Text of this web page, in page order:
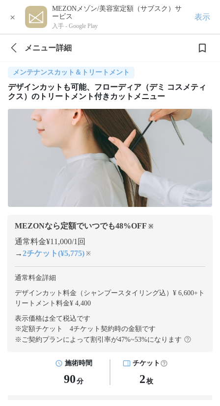
×
MEZONメゾン/美容室定額（サブスク）サ
ービス
入手 - Google Play
表示
メニュー詳細
メンテナンスカット＆トリートメント
デザインカットも可能、フローディア（デミ コスメティ
クス）のトリートメント付きカットメニュー
MEZONなら定額でいつでも48%OFF ※
通常料金¥11,000/1回
→2チケット(¥5,775) ※
通常料金詳細
デザインカット料金（シャンプースタイリング込）¥ 6,600+ ト
リートメント料金¥ 4,400
表示価格は全て税込です
※定額チケット 4チケット契約時の金額です
※ご契約プランによって割引率が47%~53%になります
施術時間
90 分
チケット
2 枚